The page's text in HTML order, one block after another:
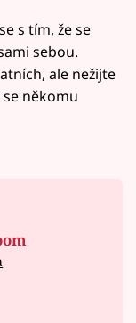
s tím, že se
sebou.
ale nežijte
někomu